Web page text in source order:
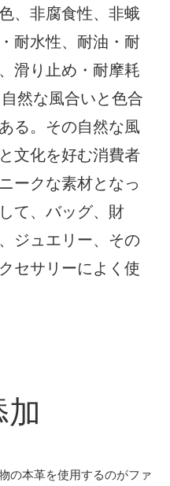
、非腐食性、非蛾
耐水性、耐油・耐
滑り止め・耐摩耗
然な風合いと色合
る。その自然な風
文化を好む消費者
ークな素材となっ
て、バッグ、財
ジュエリー、その
セサリーによく使
の本革を使用するのがファ